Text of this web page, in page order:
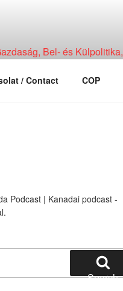
Bel- és Külpolitika,
/ Contact COP
Search